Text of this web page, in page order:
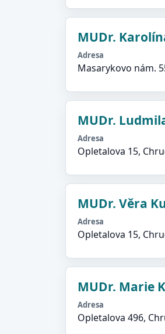
MUDr.
Adresa
Masarykovo nám.
MUDr.
Adresa
Opletalova 15,
MUDr. Věra
Adresa
Opletalova 15,
MUDr. Marie
Adresa
Opletalova 496,